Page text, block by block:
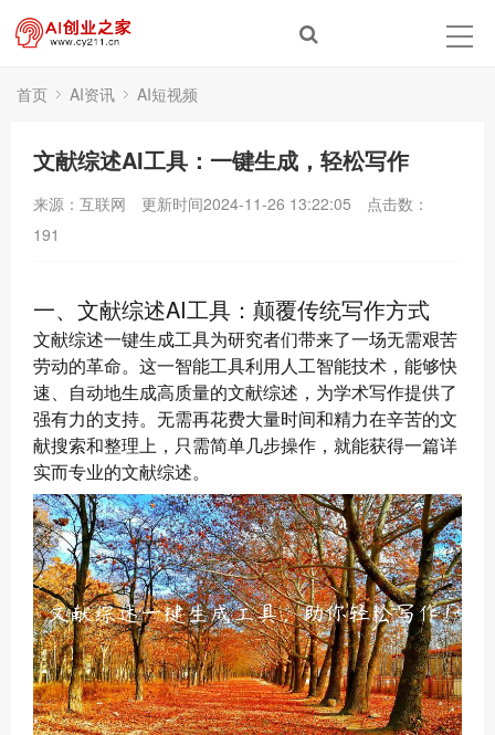
首页 AI资讯 AI短视频
文献综述AI工具：一键生成，轻松写作
来源：互联网 更新时间2024-11-26 13:22:05
点击数：
191
一、文献综述AI工具：颠覆传统写作方式
文献综述一键生成工具为研究者们带来了一场无需艰苦
劳动的革命。这一智能工具利用人工智能技术，能够快
速、自动地生成高质量的文献综述，为学术写作提供了
强有力的支持。无需再花费大量时间和精力在辛苦的文
献搜索和整理上，只需简单几步操作，就能获得一篇详
实而专业的文献综述。